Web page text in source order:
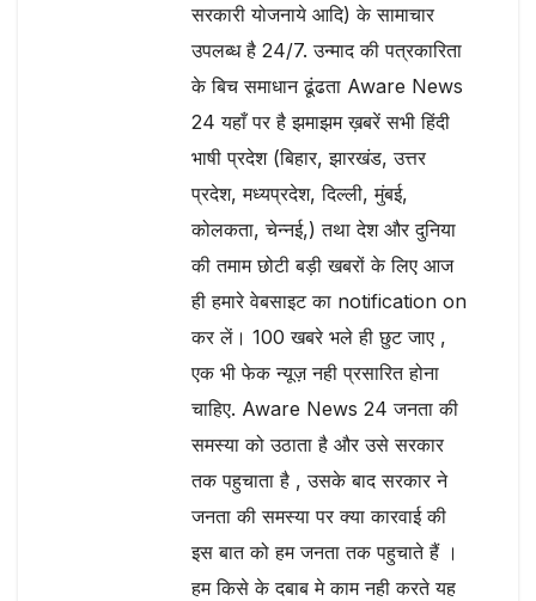
सरकारी योजनाये आदि) के सामाचार
उपलब्ध है 24/7. उन्माद की पत्रकारिता
के बिच समाधान ढूंढता Aware News
24 यहाँ पर है झमाझम ख़बरें सभी हिंदी
भाषी प्रदेश (बिहार, झारखंड, उत्तर
प्रदेश, मध्यप्रदेश, दिल्ली, मुंबई,
कोलकता, चेन्नई,) तथा देश और दुनिया
की तमाम छोटी बड़ी खबरों के लिए आज
ही हमारे वेबसाइट का notification on
कर लें। 100 खबरे भले ही छुट जाए ,
एक भी फेक न्यूज़ नही प्रसारित होना
चाहिए. Aware News 24 जनता की
समस्या को उठाता है और उसे सरकार
तक पहुचाता है , उसके बाद सरकार ने
जनता की समस्या पर क्या कारवाई की
इस बात को हम जनता तक पहुचाते हैं ।
हम किसे के दबाब मे काम नही करते यह